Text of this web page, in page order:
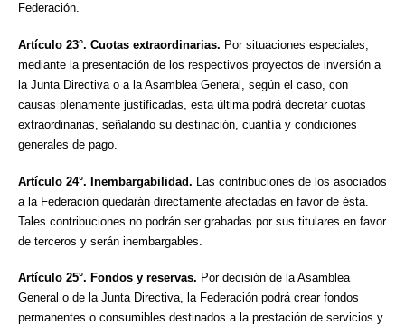
Federación.
Artículo 23°. Cuotas extraordinarias. Por situaciones especiales,
mediante la presentación de los respectivos proyectos de inversión a
la Junta Directiva o a la Asamblea General, según el caso, con
causas plenamente justificadas, esta última podrá decretar cuotas
extraordinarias, señalando su destinación, cuantía y condiciones
generales de pago.
Artículo 24°. Inembargabilidad. Las contribuciones de los asociados
a la Federación quedarán directamente afectadas en favor de ésta.
Tales contribuciones no podrán ser grabadas por sus titulares en favor
de terceros y serán inembargables.
Artículo 25°. Fondos y reservas. Por decisión de la Asamblea
General o de la Junta Directiva, la Federación podrá crear fondos
permanentes o consumibles destinados a la prestación de servicios y